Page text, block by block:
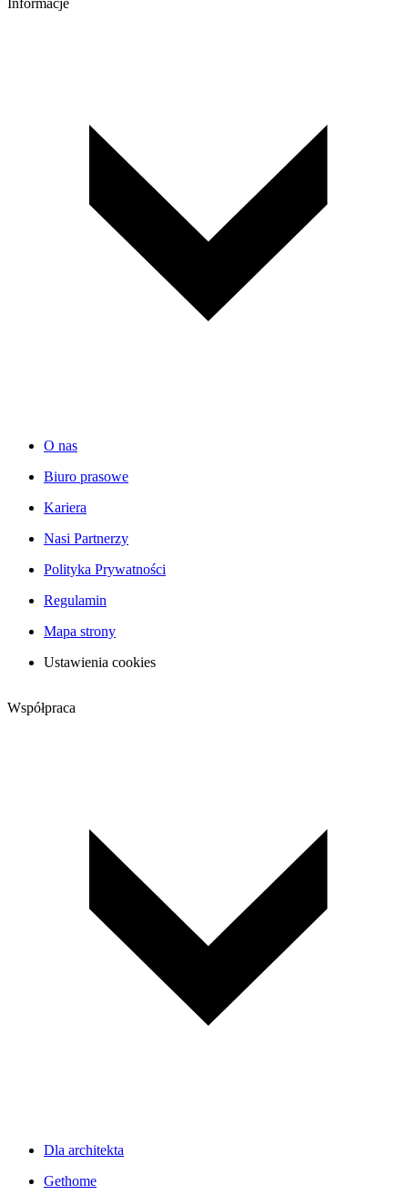
O nas
Biuro prasowe
Kariera
Nasi Partnerzy
Polityka Prywatności
Regulamin
Mapa strony
Ustawienia cookies
Współpraca
Dla architekta
Gethome